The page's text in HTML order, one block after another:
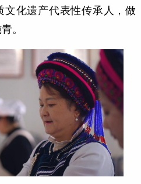
化遗产代表性传承人，做
。